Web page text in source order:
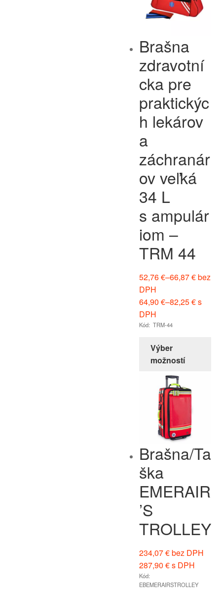
Brašna
zdravotní
cka pre
praktickýc
h lekárov
a
záchranár
ov veľká
34 L
s ampulár
iom –
TRM 44
52,76€–66,87€bez
DPH
64,90 €–82,25€s
DPH
Kód: TRM-44
Výber
možností
Brašna/Ta
ška
EMERAIR
’S
TROLLEY
234,07€bez DPH
287,90 €s DPH
Kód:
EBEMERAIRSTROLLEY